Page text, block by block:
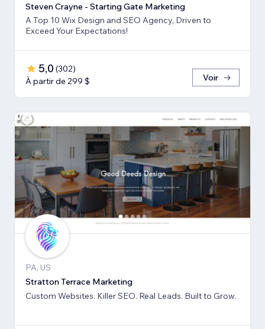
Steven Crayne - Starting Gate Marketing
A Top 10 Wix Design and SEO Agency, Driven to
Exceed Your Expectations!
5,0 (302)
À partir de 299 $
Voir
PA, US
Stratton Terrace Marketing
Custom Websites. Killer SEO. Real Leads. Built to Grow.